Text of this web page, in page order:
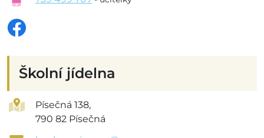
Školní jídelna
Písečná 138,
790 82 Písečná